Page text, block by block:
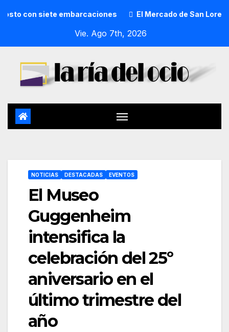
siete embarcaciones El Mercado de San Lorenzo de
Vie. Ago 7th, 2026
NOTICIAS DESTACADAS EVENTOS
El Museo
Guggenheim
intensifica la
celebración del 25º
aniversario en el
último trimestre del
año